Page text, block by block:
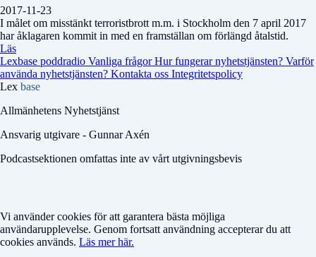
2017-11-23
I målet om misstänkt terroristbrott m.m. i Stockholm den 7 april 2017
har åklagaren kommit in med en framställan om förlängd åtalstid.
Läs
Lexbase poddradio Vanliga frågorHur fungerar nyhetstjänsten? Varför
använda nyhetstjänsten? Kontakta oss Integritetspolicy
Lex base
Allmänhetens Nyhetstjänst
Ansvarig utgivare - Gunnar Axén
Podcastsektionen omfattas inte av vårt utgivningsbevis
Vi använder cookies för att garantera bästa möjliga
användarupplevelse. Genom fortsatt användning accepterar du att
cookies används. Läs mer här.